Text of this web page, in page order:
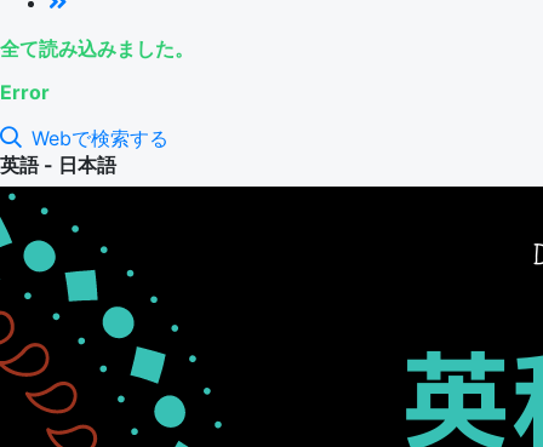
全て読み込みました。
Error
Webで検索する
英語 - 日本語